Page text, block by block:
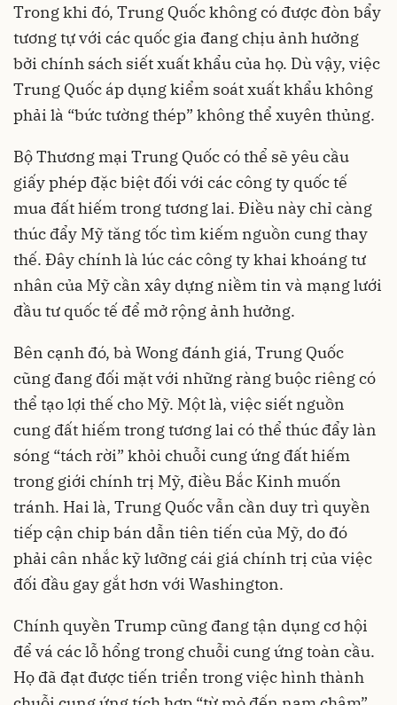
Trong khi đó, Trung Quốc không có được đòn bẩy
tương tự với các quốc gia đang chịu ảnh hưởng
bởi chính sách siết xuất khẩu của họ. Dù vậy, việc
Trung Quốc áp dụng kiểm soát xuất khẩu không
phải là “bức tường thép” không thể xuyên thủng.
Bộ Thương mại Trung Quốc có thể sẽ yêu cầu
giấy phép đặc biệt đối với các công ty quốc tế
mua đất hiếm trong tương lai. Điều này chỉ càng
thúc đẩy Mỹ tăng tốc tìm kiếm nguồn cung thay
thế. Đây chính là lúc các công ty khai khoáng tư
nhân của Mỹ cần xây dựng niềm tin và mạng lưới
đầu tư quốc tế để mở rộng ảnh hưởng.
Bên cạnh đó, bà Wong đánh giá, Trung Quốc
cũng đang đối mặt với những ràng buộc riêng có
thể tạo lợi thế cho Mỹ. Một là, việc siết nguồn
cung đất hiếm trong tương lai có thể thúc đẩy làn
sóng “tách rời” khỏi chuỗi cung ứng đất hiếm
trong giới chính trị Mỹ, điều Bắc Kinh muốn
tránh. Hai là, Trung Quốc vẫn cần duy trì quyền
tiếp cận chip bán dẫn tiên tiến của Mỹ, do đó
phải cân nhắc kỹ lưỡng cái giá chính trị của việc
đối đầu gay gắt hơn với Washington.
Chính quyền Trump cũng đang tận dụng cơ hội
để vá các lỗ hổng trong chuỗi cung ứng toàn cầu.
Họ đã đạt được tiến triển trong việc hình thành